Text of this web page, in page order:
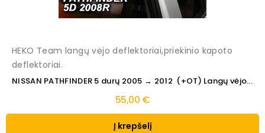
HEKO Team langų vėjo deflektoriai,priekinio kapoto
deflektoriai.
NISSAN PATHFINDER 5 durų 2005 → 2012 (+OT) Langų vėjo...
55,00 €
Į krepšelį